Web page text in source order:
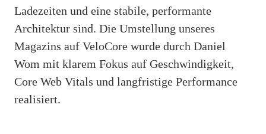
Ladezeiten und eine stabile, performante
Architektur sind. Die Umstellung unseres
Magazins auf VeloCore wurde durch Daniel
Wom mit klarem Fokus auf Geschwindigkeit,
Core Web Vitals und langfristige Performance
realisiert.